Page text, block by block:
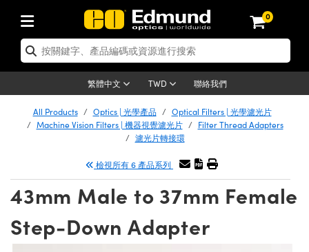
0
繁體中文 TWD 聯絡我們
| 光學產品
| 反射鏡
Diffusers | 窗鏡或擴散片
Optics | 偏振光學元件
| 分光鏡
Optics | 雷射光學
| 雷射透鏡
| 超快光學
器
| 光機組件
System | 光學籠式系統
Mounts | 台式光學安裝座
and Breadboards | 光學平臺
| 電動平臺
| 顯微鏡
| Mitutoyo 物鏡
| Nikon 物鏡
| ZEISS 物鏡
Upright Microscopes
| 雷射
and Electronics | 雷射
| 雷射用光機模組
Lenses | 成像鏡頭
Lenses | 定焦鏡頭
| 遠心鏡頭
(S-Mount Lenses) | M12 鏡頭 (S
Magnification Lenses
| 相機
Cameras | Gigabit乙太網相
Cameras | Teledyne Dalsa
Microscopy Cameras
and Illumination | 照明
Lighting | 機器視覺光源
Lighting |顯微鏡照明
| 其他光源
Accessories | 光源配件
Targets | 測試板
Targets | 解析度測試板
Targets | 畸變測試版
& Stage Micrometers | 圖像
Level Test Targets | 色卡測試板
and Detection | 測試與監測
| 光學度量
Solutions | 機器視覺方案
測器
放大器
and Production | 實驗室和生產
| 清潔用品
Handling Tools | 零件夾持用品
| 光學膠
應用選購
Imaging
By Brand
Products | 新品專區
Lenses
| 清倉品
| 清倉光學產品
| 清倉光機組件
| 清倉顯微鏡
Lenses | 清倉成像鏡頭
Products | 重新認證產
| 重新認證光學產品
| 重新認證光機
| 重新認證雷射
| 重新認證顯微鏡
Lenses | 重新認證成像鏡
All Products Optics | 光學產品
Optical Filters | 光學濾光片
Machine Vision Filters | 機器視覺濾光片
Filter Thread Adapters
濾光片轉接環
檢視所有 6 產品系列
43mm Male to 37mm Female
Step-Down Adapter